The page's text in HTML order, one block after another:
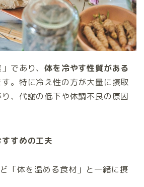
であり、体を冷やす性質がある
。特に冷え性の方が大量に摂取
、代謝の低下や体調不良の原因
すめの工夫
「体を温める食材」と一緒に摂